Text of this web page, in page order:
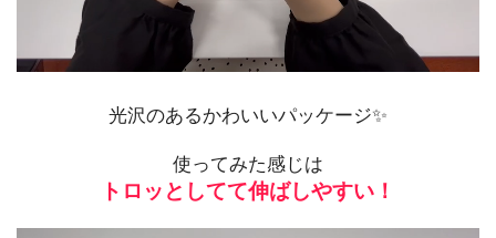
光沢のあるかわいいパッケージ✨
使ってみた感じは
トロッとしてて伸ばしやすい！